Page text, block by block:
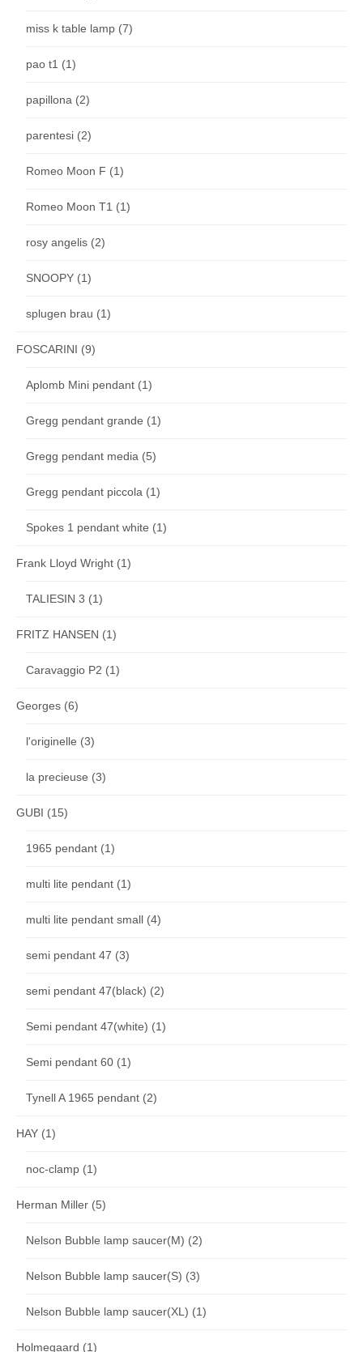
miss k table lamp (7)
pao t1 (1)
papillona (2)
parentesi (2)
Romeo Moon F (1)
Romeo Moon T1 (1)
rosy angelis (2)
SNOOPY (1)
splugen brau (1)
FOSCARINI (9)
Aplomb Mini pendant (1)
Gregg pendant grande (1)
Gregg pendant media (5)
Gregg pendant piccola (1)
Spokes 1 pendant white (1)
Frank Lloyd Wright (1)
TALIESIN 3 (1)
FRITZ HANSEN (1)
Caravaggio P2 (1)
Georges (6)
l'originelle (3)
la precieuse (3)
GUBI (15)
1965 pendant (1)
multi lite pendant (1)
multi lite pendant small (4)
semi pendant 47 (3)
semi pendant 47(black) (2)
Semi pendant 47(white) (1)
Semi pendant 60 (1)
Tynell A 1965 pendant (2)
HAY (1)
noc-clamp (1)
Herman Miller (5)
Nelson Bubble lamp saucer(M) (2)
Nelson Bubble lamp saucer(S) (3)
Nelson Bubble lamp saucer(XL) (1)
Holmegaard (1)